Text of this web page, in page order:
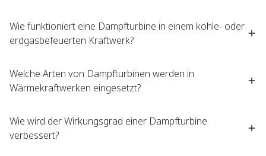
Wie funktioniert eine Dampfturbine in einem kohle- oder
erdgasbefeuerten Kraftwerk?
Welche Arten von Dampfturbinen werden in
Wärmekraftwerken eingesetzt?
Wie wird der Wirkungsgrad einer Dampfturbine
verbessert?